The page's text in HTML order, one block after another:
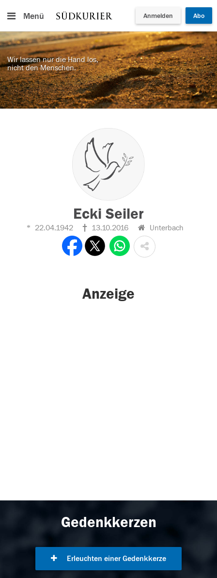
Menü Anmelden Abo
Wir lassen nur die Hand los,
nicht den Menschen.
Ecki Seiler
22.04.1942 13.10.2016 Unterbach
Anzeige
Gedenkkerzen
Erleuchten einer Gedenkkerze